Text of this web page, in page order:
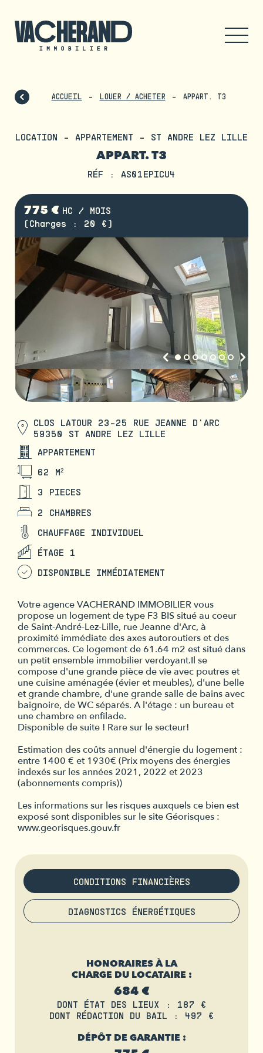
ACCUEIL LOUER / ACHETER APPART. T3
LOCATION - APPARTEMENT - ST ANDRE LEZ LILLE
APPART. T3
RÉF : AS01EPICU4
775 € HC / MOIS
(Charges : 20 €)
CLOS LATOUR 23-25 RUE JEANNE D'ARC
59350 ST ANDRE LEZ LILLE
APPARTEMENT
62 M²
3 PIECES
2 CHAMBRES
CHAUFFAGE INDIVIDUEL
ÉTAGE 1
DISPONIBLE IMMÉDIATEMENT
Votre agence VACHERAND IMMOBILIER vous
propose un logement de type F3 BIS situé au coeur
de Saint-André-Lez-Lille, rue Jeanne d'Arc, à
proximité immédiate des axes autoroutiers et des
commerces. Ce logement de 61.64 m2 est situé dans
un petit ensemble immobilier verdoyant.Il se
compose d'une grande pièce de vie avec poutres et
une cuisine aménagée (évier et meubles), d'une belle
et grande chambre, d'une grande salle de bains avec
baignoire, de WC séparés. A l'étage : un bureau et
une chambre en enfilade.
Disponible de suite ! Rare sur le secteur!
Estimation des coûts annuel d'énergie du logement :
entre 1400 € et 1930€ (Prix moyens des énergies
indexés sur les années 2021, 2022 et 2023
(abonnements compris))
Les informations sur les risques auxquels ce bien est
exposé sont disponibles sur le site Géorisques :
www.georisques.gouv.fr
CONDITIONS FINANCIÈRES
DIAGNOSTICS ÉNERGÉTIQUES
HONORAIRES À LA
CHARGE DU LOCATAIRE :
684 €
DONT ÉTAT DES LIEUX : 187 €
DONT RÉDACTION DU BAIL : 497 €
DÉPÔT DE GARANTIE :